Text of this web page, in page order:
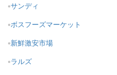
サンディ
ボスフーズマーケット
新鮮激安市場
ラルズ